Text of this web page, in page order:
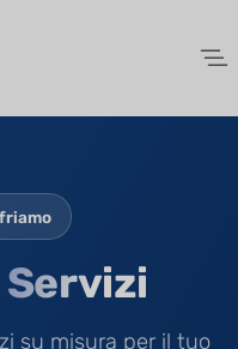
Servizi
su misura per il tuo